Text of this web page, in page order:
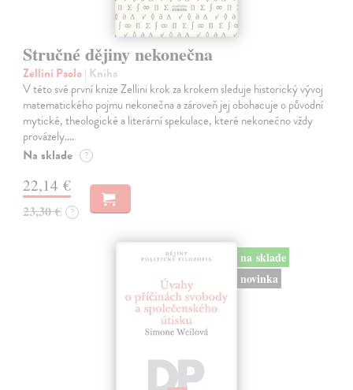
Stručné dějiny nekonečna
Zellini Paolo| Kniha
V této své první knize Zellini krok za krokem sleduje historický vývoj
matematického pojmu nekonečna a zároveň jej obohacuje o původní
mytické, theologické a literární spekulace, které nekonečno vždy
provázely.…
Na sklade ?
22,14 €
23,30 € ?
na sklade
novinka